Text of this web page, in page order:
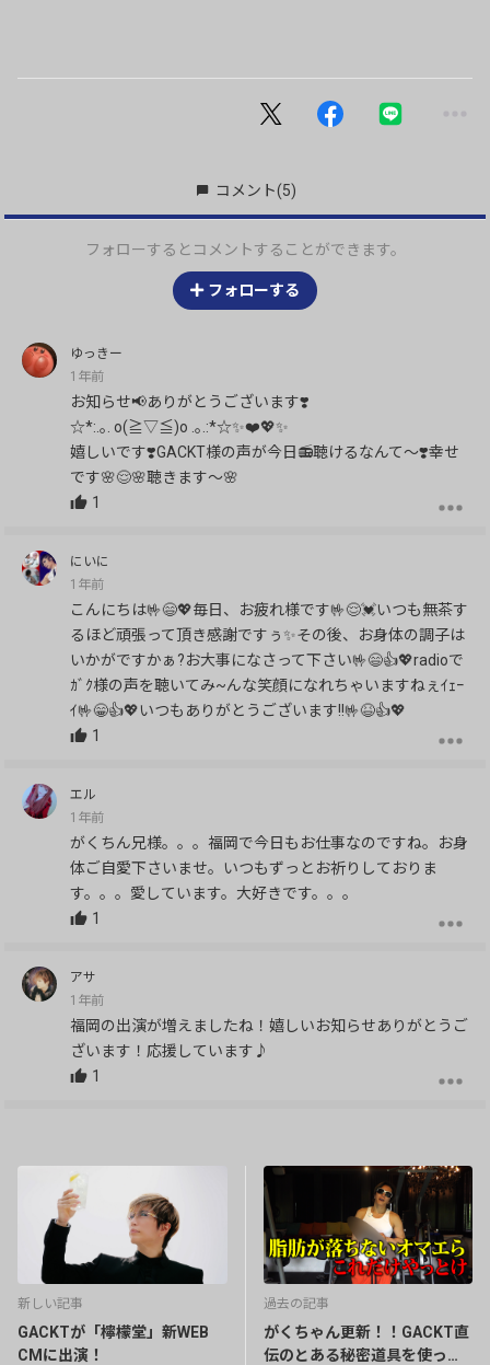
コメント(5)
フォローするとコメントすることができます。
フォローする
ゆっきー
1年前
お知らせ📢ありがとうございます❣️
☆*:.｡. o(≧▽≦)o .｡.:*☆✨❤️💖✨
嬉しいです❣️GACKT様の声が今日📻聴けるなんて〜❣️幸せ
です🌸😌🌸聴きます〜🌸
1
にいに
1年前
こんにちは🤟😄💖毎日、お疲れ様です🤟😌💓いつも無茶す
るほど頑張って頂き感謝ですぅ✨その後、お身体の調子は
いかがですかぁ?お大事になさって下さい🤟😄👍️💖radioで
ｶﾞｸ様の声を聴いてみ~んな笑顔になれちゃいますねぇｲｪｰ
ｲ🤟😁👍️💖いつもありがとうございます!!🤟😆👍️💖
1
エル
1年前
がくちん兄様。。。福岡で今日もお仕事なのですね。お身
体ご自愛下さいませ。いつもずっとお祈りしておりま
す。。。愛しています。大好きです。。。
1
アサ
1年前
福岡の出演が増えましたね！嬉しいお知らせありがとうご
ざいます！応援しています♪
1
出演情報ありがとうございます🌸
おつかれさまです✨️
新しい記事
GACKTが「檸檬堂」新WEB
CMに出演！
過去の記事
がくちゃん更新！！GACKT直
伝のとある秘密道具を使った